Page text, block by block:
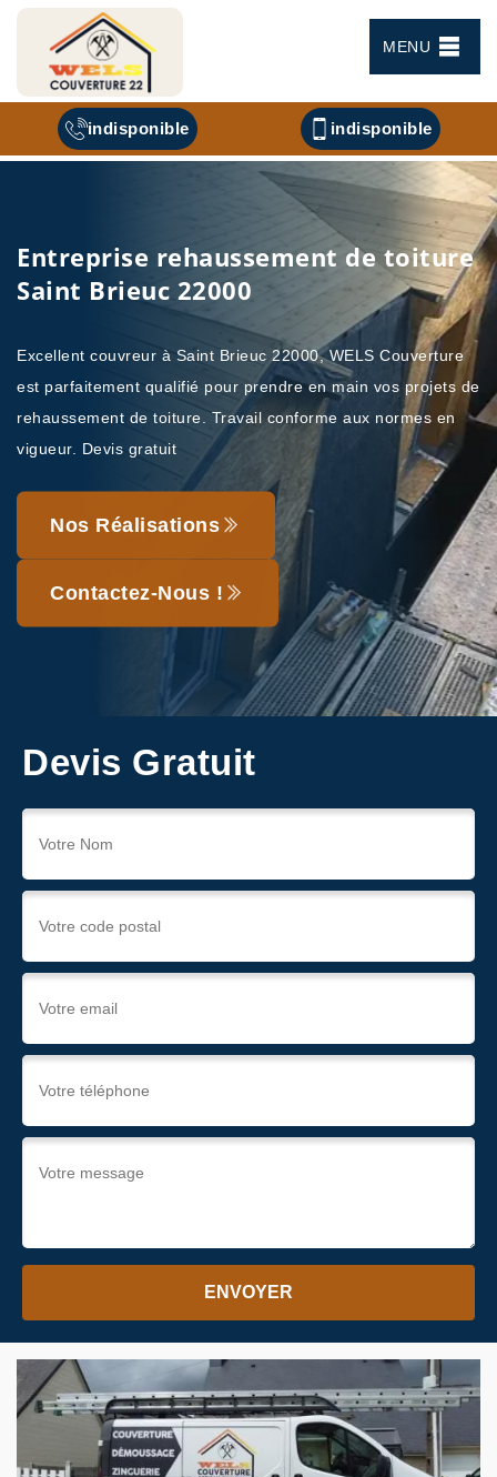
MENU
indisponible indisponible
Entreprise rehaussement de toiture
Saint Brieuc 22000
Excellent couvreur à Saint Brieuc 22000, WELS Couverture
est parfaitement qualifié pour prendre en main vos projets de
rehaussement de toiture. Travail conforme aux normes en
vigueur. Devis gratuit
Nos Réalisations
Contactez-Nous !
Devis Gratuit